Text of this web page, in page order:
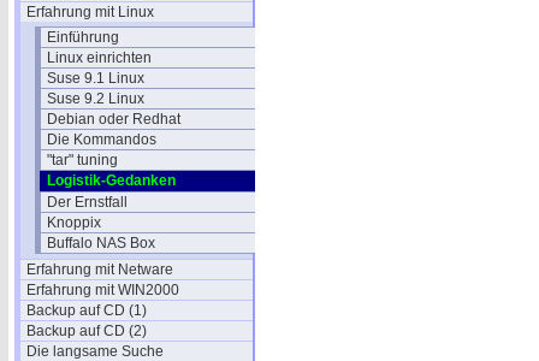
Erfahrung mit Linux
Einführung
Linux einrichten
Suse 9.1 Linux
Suse 9.2 Linux
Debian oder Redhat
Die Kommandos
"tar" tuning
Logistik-Gedanken
Der Ernstfall
Knoppix
Buffalo NAS Box
Erfahrung mit Netware
Erfahrung mit WIN2000
Backup auf CD (1)
Backup auf CD (2)
Die langsame Suche